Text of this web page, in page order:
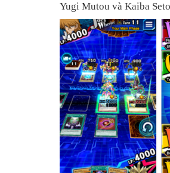
Yugi Mutou và Kaiba